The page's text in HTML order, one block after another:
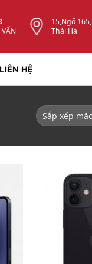
15,Ngõ 165,
Thái Hà
LIÊN HỆ